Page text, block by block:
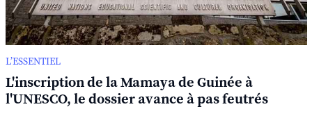
L’ESSENTIEL
L'inscription de la Mamaya de Guinée à
l'UNESCO, le dossier avance à pas feutrés